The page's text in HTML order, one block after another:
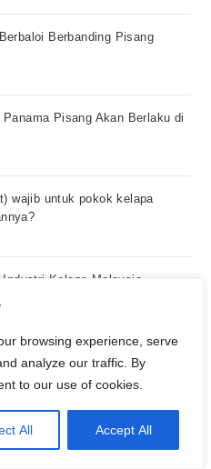
browsing experience, serve
analyze our traffic. By
to our use of cookies.
All Accept All
Berbanding Pisang
Pisang Akan Berlaku di
wajib untuk pokok kelapa
Kelapa Malaysia
Sawit Sahaja Menjamin
semasa ini bukan teknik
dalam industri ini?